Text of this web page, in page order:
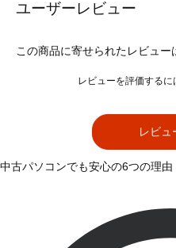
ユーザーレビュー
この商品に寄せられたレビュー
レビューを評価するに
レビュ
中古パソコンでも安心の6つの理由